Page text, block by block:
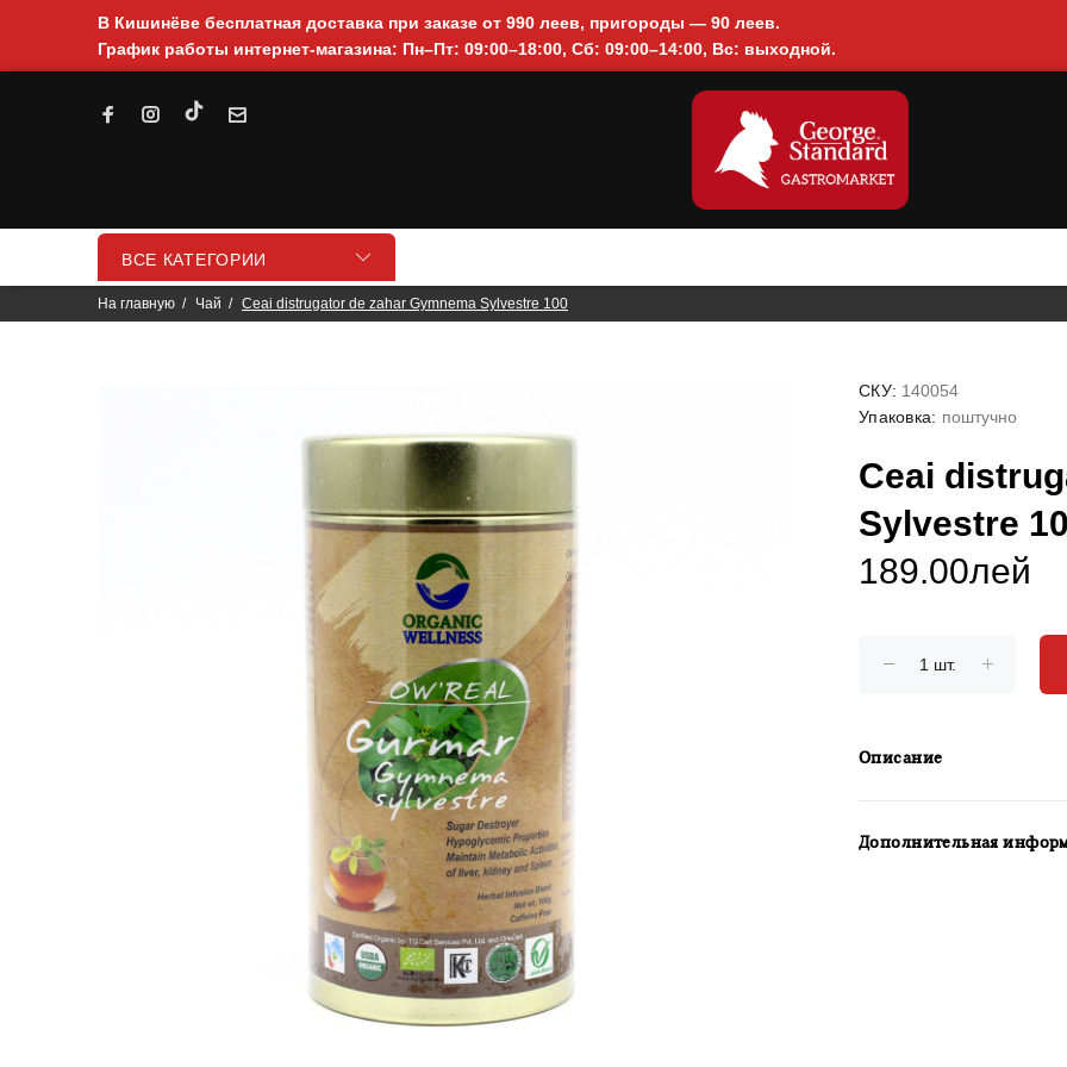
В Кишинёве бесплатная доставка при заказе от 990 леев, пригороды — 90 леев.
График работы интернет-магазина: Пн–Пт: 09:00–18:00, Сб: 09:00–14:00, Вс: выходной.
ВСЕ КАТЕГОРИИ
На главную Чай Ceai distrugator de zahar Gymnema Sylvestre 100
СКУ: 140054
Упаковка: поштучно
Ceai
Sylvestre
189.00лей
Описание
Дополнительная